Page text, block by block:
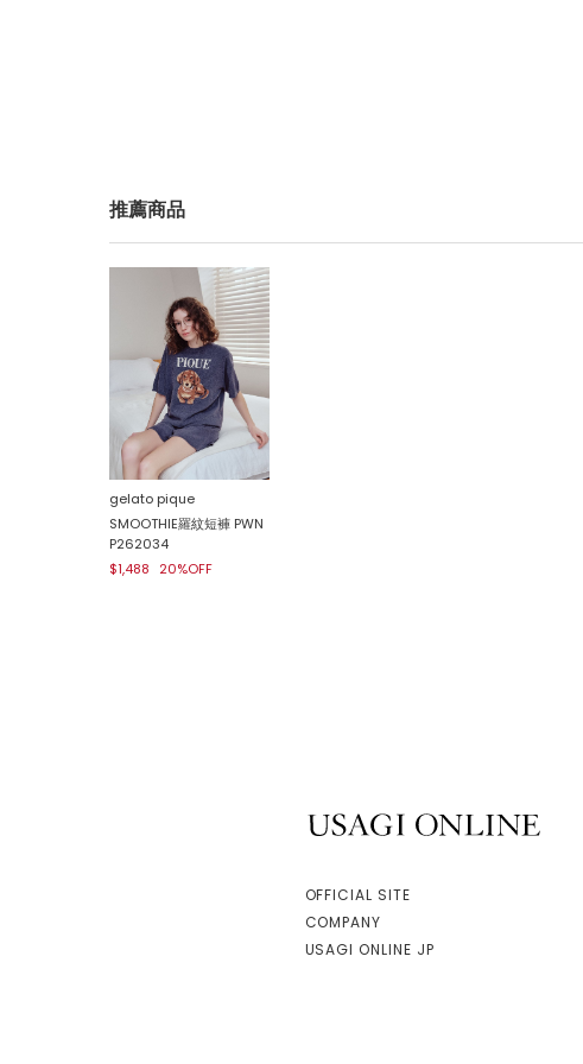
推薦商品
gelato pique
SMOOTHIE羅紋短褲 PWN
P262034
$1,488
20%OFF
OFFICIAL SITE
COMPANY
USAGI ONLINE JP